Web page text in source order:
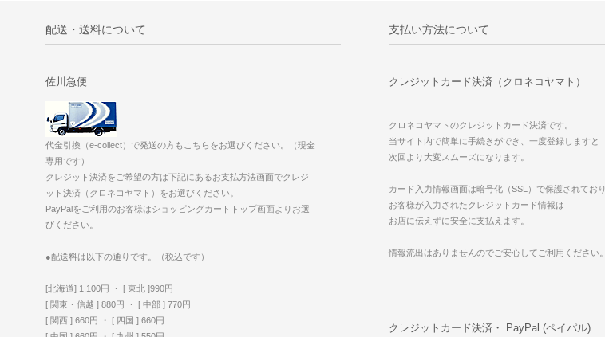
配送・送料について
佐川急便
代金引換（e-collect）で発送の方もこちらをお選びください。（現金
専用です）
クレジット決済をご希望の方は下記にあるお支払方法画面でクレジ
ット決済（クロネコヤマト）をお選びください。
PayPalをご利用のお客様はショッピングカートトップ画面よりお選
びください。
●配送料は以下の通りです。（税込です）
[北海道] 1,100円 ・ [ 東北 ]990円
[ 関東・信越 ] 880円 ・ [ 中部 ] 770円
[ 関西 ] 660円 ・ [ 四国 ] 660円
支払い方法について
クレジットカード決済（クロネコヤマト）
クロネコヤマトのクレジットカード決済です。
当サイト内で簡単に手続きができ、一度登録しますと
次回より大変スムーズになります。
カード入力情報画面は暗号化（SSL）で保護されており
お客様が入力されたクレジットカード情報は
お店に伝えずに安全に支払えます。
情報流出はありませんのでご安心してご利用ください。
クレジットカード決済・ PayPal (ペイパル)